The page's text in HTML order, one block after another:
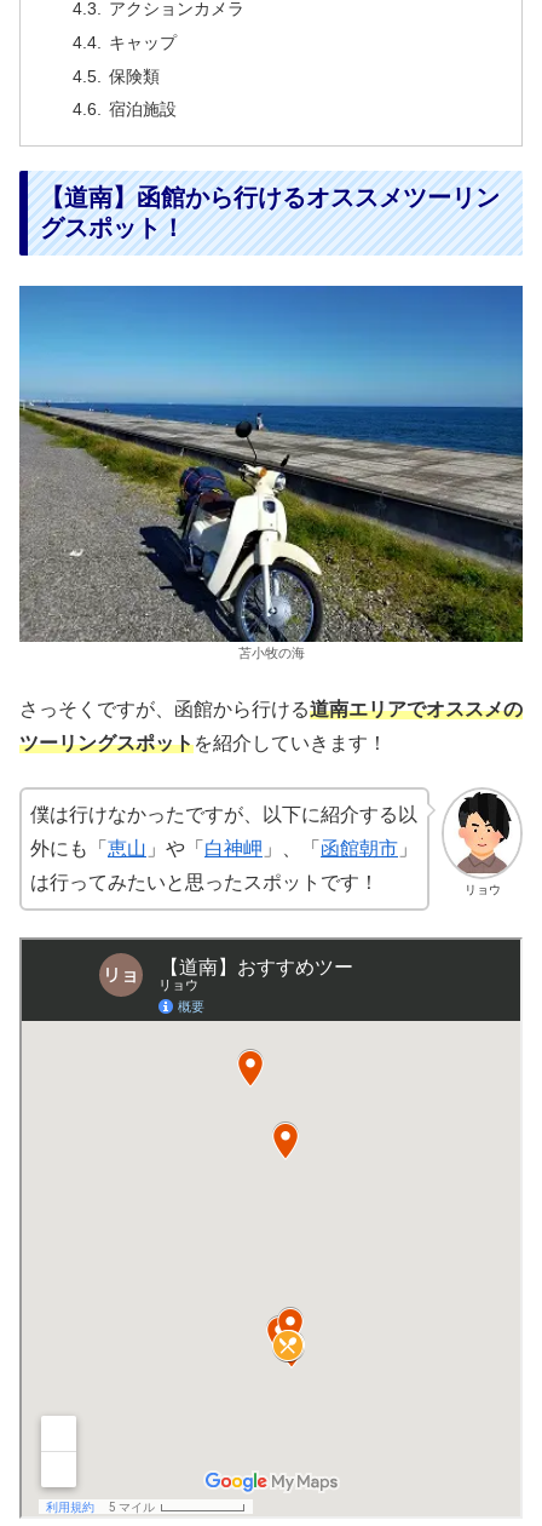
アクションカメラ
キャップ
保険類
宿泊施設
【道南】函館から行けるオススメツーリン
グスポット！
苫小牧の海
さっそくですが、函館から行ける道南エリアでオススメの
ツーリングスポットを紹介していきます！
リョウ
僕は行けなかったですが、以下に紹介する以
外にも「 恵山 」や「 白神岬 」、「 函館朝市 」
は行ってみたいと思ったスポットです！